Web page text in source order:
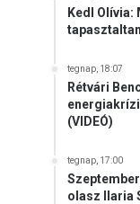
Kedl
tegnap, 18:07
Rétvári
(VIDEÓ)
tegnap, 17:00
olasz Ilaria